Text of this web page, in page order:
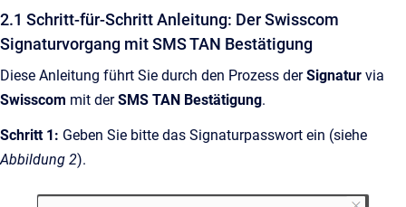
2.1 Schritt-für-Schritt Anleitung: Der Swisscom
Signaturvorgang mit SMS TAN Bestätigung
Diese Anleitung führt Sie durch den Prozess derSignatur via
Swisscom mit derSMS TAN Bestätigung.
Schritt 1: Geben Sie bitte das Signaturpasswort ein (siehe
Abbildung 2).